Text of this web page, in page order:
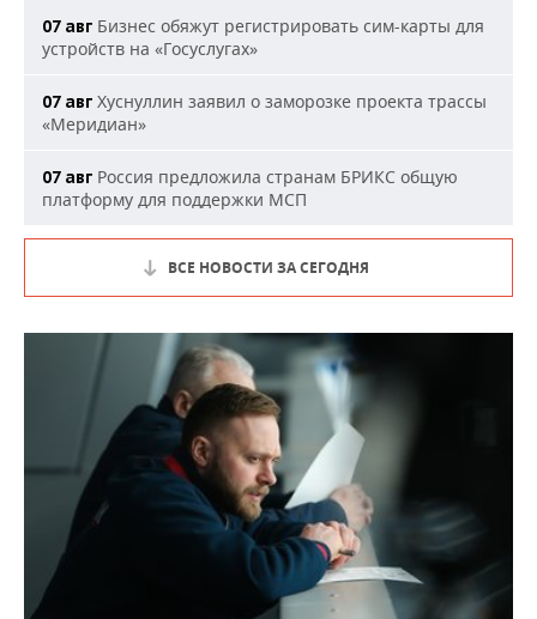
07 авг Бизнес обяжут регистрировать сим-карты для
устройств на «Госуслугах»
07 авг Хуснуллин заявил о заморозке проекта трассы
«Меридиан»
07 авг Россия предложила странам БРИКС общую
платформу для поддержки МСП
ВСЕ НОВОСТИ ЗА СЕГОДНЯ